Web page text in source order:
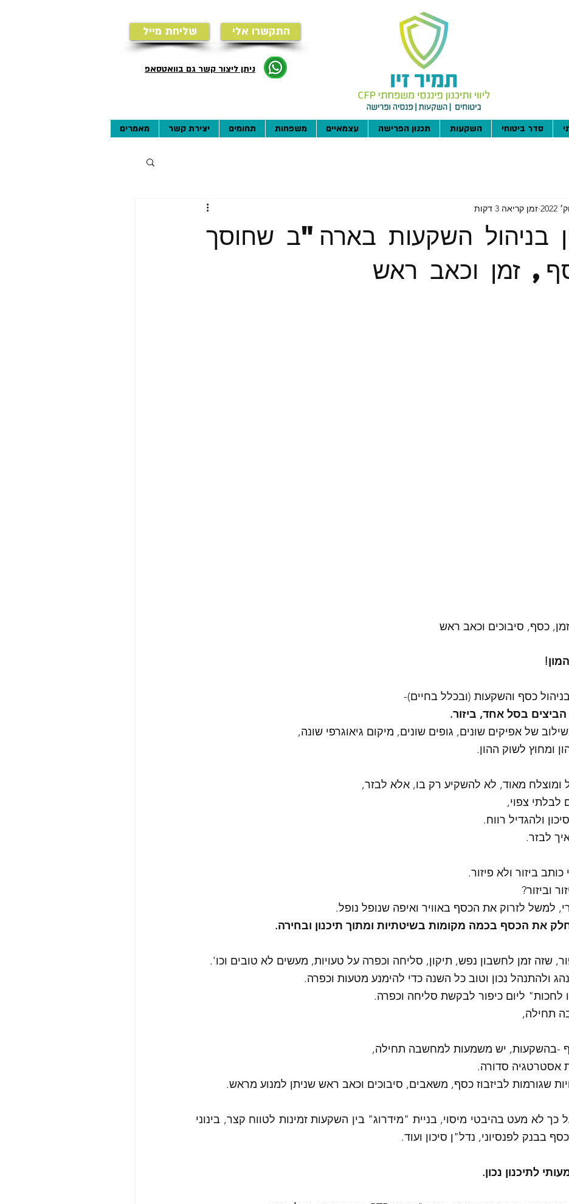
שליחת מייל התקשרו אלי
ניתן ליצור קשר גם בוואטסאפ
סדר ביטוחי השקעות תכנון הפרישה עצמאיים משפחות תחומים יצירת קשר מאמרים
בניהול השקעות בארה"ב שחוסך
זמן וכאב ראש
זמן קריאה 3 דקות
כסף, סיבוכים וכאב ראש
כסף והשקעות (ובכלל בחיים)-
בסל אחד, ביזור.
של אפיקים שונים, גופים שונים, מיקום גיאוגרפי שונה,
ומחוץ לשוק ההון.
לבלתי צפוי,
ולהגדיל רווח.
לבזר.
ביזור ולא פיזור.
וביזור?
למשל לזרוק את הכסף באוויר ואיפה שנופל נופל.
את הכסף בכמה מקומות בשיטתיות ומתוך תיכנון ובחירה.
שזה זמן לחשבון נפש, תיקון, סליחה וכפרה על טעויות, מעשים לא טובים וכו'.
ולהתנהל נכון וטוב כל השנה כדי להימנע מטעות וכפרה.
לחכות" ליום כיפור לבקשת סליחה וכפרה.
תחילה,
-בהשקעות, יש משמעות למחשבה תחילה,
אסטרטגיה סדורה.
שגורמות לביזבוז כסף, משאבים, סיבוכים וכאב ראש שניתן למנוע מראש.
בבנק לפנסיוני, נדל"ן סיכון ועוד.
לתיכנון נכון.